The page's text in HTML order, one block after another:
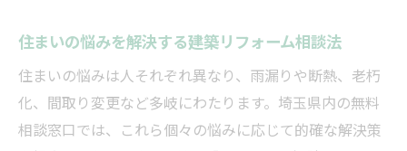
住まいの悩みを解決する建築リフォーム相談法
住まいの悩みは人それぞれ異なり、雨漏りや断熱、老朽
化、間取り変更など多岐にわたります。埼玉県内の無料
相談窓口では、これら個々の悩みに応じて的確な解決策